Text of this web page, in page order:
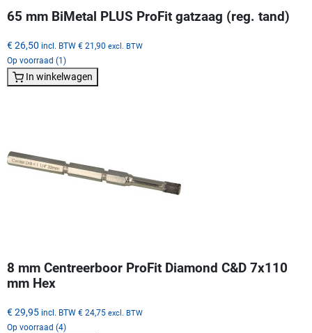
65 mm BiMetal PLUS ProFit gatzaag (reg. tand)
€ 26,50 incl. BTW € 21,90 excl. BTW
Op voorraad (1)
In winkelwagen
8 mm Centreerboor ProFit Diamond C&D 7x110
mm Hex
€ 29,95 incl. BTW € 24,75 excl. BTW
Op voorraad (4)